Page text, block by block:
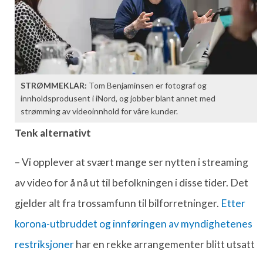
STRØMMEKLAR: Tom Benjaminsen er fotograf og
innholdsprodusent i iNord, og jobber blant annet med
strømming av videoinnhold for våre kunder.
Tenk alternativt
– Vi opplever at svært mange ser nytten i streaming
av video for å nå ut til befolkningen i disse tider. Det
gjelder alt fra trossamfunn til bilforretninger. Etter
korona-utbruddet og innføringen av myndighetenes
restriksjonerhar en rekke arrangementer blitt utsatt